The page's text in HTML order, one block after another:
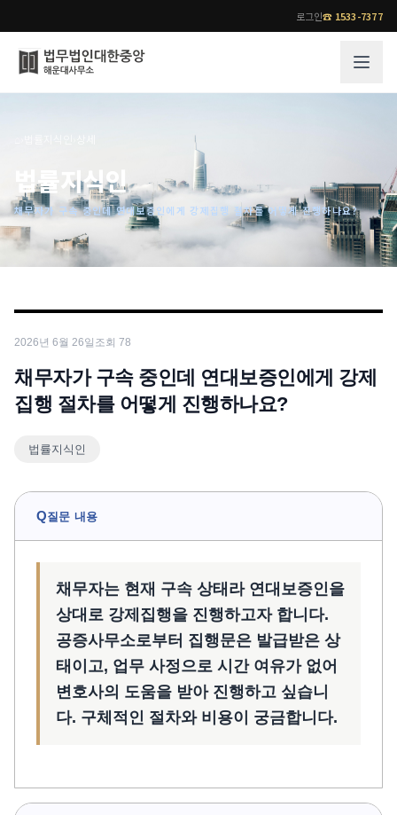
로그인☎ 1533-7377
오시는 길
통합검색
기업 인사이트
사례분석/최신동향
법률지식인
업무분야
전체
소식/자료
공지사항
뉴스레터/브로슈어
법률지식인
채무자가 구속 중인데 연대보증인에게 강제집행 절차를 어떻게 진행하나요?
2026년 6월 26일 조회 78
채무자가 구속 중인데 연대보증인에게 강제
집행 절차를 어떻게 진행하나요?
법률지식인
Q질문 내용
채무자는 현재 구속 상태라 연대보증인을
상대로 강제집행을 진행하고자 합니다.
공증사무소로부터 집행문은 발급받은 상
태이고, 업무 사정으로 시간 여유가 없어
변호사의 도움을 받아 진행하고 싶습니
다. 구체적인 절차와 비용이 궁금합니다.